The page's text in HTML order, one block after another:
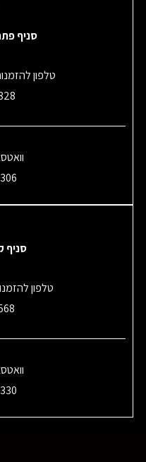
סניף
טלפון
סניף
טלפון